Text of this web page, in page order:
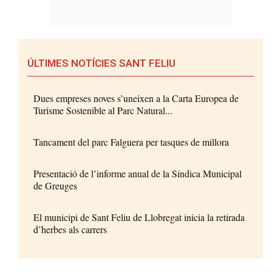
ÚLTIMES NOTÍCIES SANT FELIU
Dues empreses noves s’uneixen a la Carta Europea de
Turisme Sostenible al Parc Natural...
Tancament del parc Falguera per tasques de millora
Presentació de l’informe anual de la Síndica Municipal
de Greuges
El municipi de Sant Feliu de Llobregat inicia la retirada
d’herbes als carrers